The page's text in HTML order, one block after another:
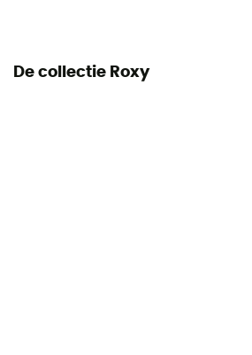
De collectie Roxy